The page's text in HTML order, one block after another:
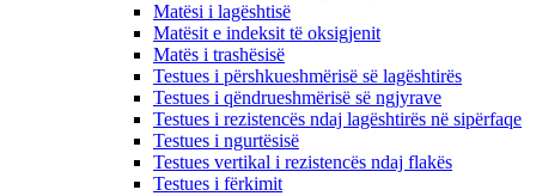
Matësi i lagështisë
Matësit e indeksit të oksigjenit
Matës i trashësisë
Testues i përshkueshmërisë së lagështirës
Testues i qëndrueshmërisë së ngjyrave
Testues i rezistencës ndaj lagështirës në sipërfaqe
Testues i ngurtësisë
Testues vertikal i rezistencës ndaj flakës
Testues i fërkimit